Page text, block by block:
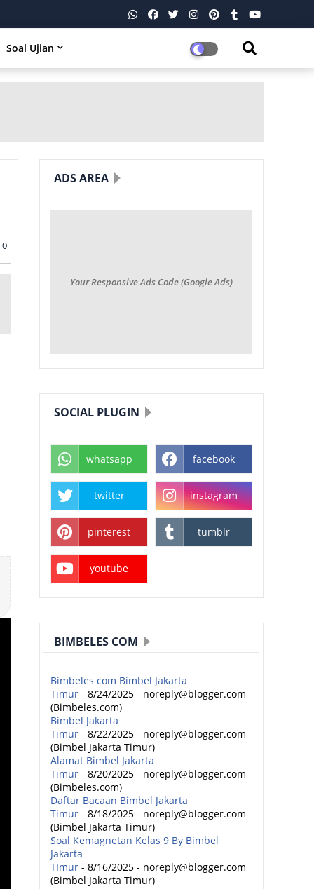
Soal Ujian
0
ADS AREA
Your Responsive Ads Code (Google Ads)
SOCIAL PLUGIN
whatsapp facebook
twitter instagram
pinterest tumblr
youtube
BIMBELES COM
Bimbeles com Bimbel Jakarta
Timur - 8/24/2025 - noreply@blogger.com
(Bimbeles.com)
Bimbel Jakarta
Timur - 8/22/2025 - noreply@blogger.com
(Bimbel Jakarta Timur)
Alamat Bimbel Jakarta
Timur - 8/20/2025 - noreply@blogger.com
(Bimbeles.com)
Daftar Bacaan Bimbel Jakarta
Timur - 8/18/2025 - noreply@blogger.com
(Bimbel Jakarta Timur)
Soal Kemagnetan Kelas 9 By Bimbel
Jakarta
TImur - 8/16/2025 - noreply@blogger.com
(Bimbel Jakarta Timur)